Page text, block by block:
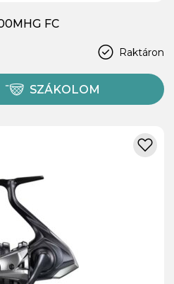
FC
Raktáron
SZÁKOLOM